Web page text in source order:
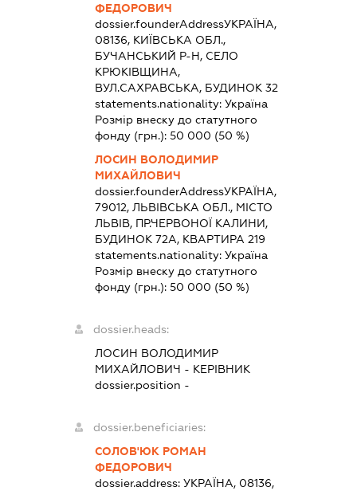
ФЕДОРОВИЧ
dossier.founderAddressУКРАЇНА,
08136, КИЇВСЬКА ОБЛ.,
БУЧАНСЬКИЙ Р-Н, СЕЛО
КРЮКІВЩИНА,
ВУЛ.САХРАВСЬКА, БУДИНОК 32
statements.nationality: Україна
Розмір внеску до статутного
фонду (грн.): 50 000 (50 %)
ЛОСИН ВОЛОДИМИР
МИХАЙЛОВИЧ
dossier.founderAddressУКРАЇНА,
79012, ЛЬВІВСЬКА ОБЛ., МІСТО
ЛЬВІВ, ПР.ЧЕРВОНОЇ КАЛИНИ,
БУДИНОК 72А, КВАРТИРА 219
statements.nationality: Україна
Розмір внеску до статутного
фонду (грн.): 50 000 (50 %)
dossier.heads:
ЛОСИН ВОЛОДИМИР
МИХАЙЛОВИЧ - КЕРІВНИК
dossier.position -
dossier.beneficiaries:
СОЛОВ'ЮК РОМАН
ФЕДОРОВИЧ
dossier.address: УКРАЇНА, 08136,